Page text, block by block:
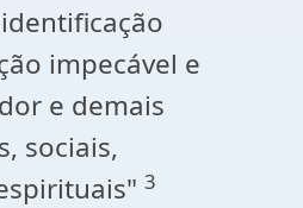
impecável e
e demais
sociais,
3